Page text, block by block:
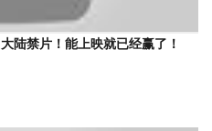
陆禁片！能上映就已经赢了！